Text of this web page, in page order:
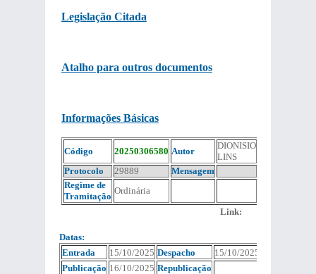
Legislação Citada
Atalho para outros documentos
Informações Básicas
Código 20250306580 Autor
DIONISIO
LINS
Protocolo
29889
Mensagem
Regime de
Tramitação
Ordinária
Link:
Datas:
Entrada
15/10/2025 Despacho
15/10/2025
Publicação 16/10/2025 Republicação